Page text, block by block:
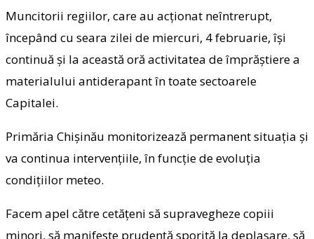
Muncitorii regiilor, care au acționat neîntrerupt,
începând cu seara zilei de miercuri, 4 februarie, își
continuă și la această oră activitatea de împrăștiere a
materialului antiderapant în toate sectoarele
Capitalei.
Primăria Chișinău monitorizează permanent situația și
va continua intervențiile, în funcție de evoluția
condițiilor meteo.
Facem apel către cetățeni să supravegheze copiii
minori, să manifeste prudență sporită la deplasare, să